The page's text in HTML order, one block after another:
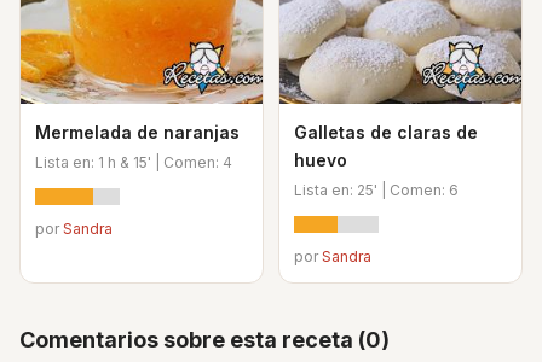
Mermelada de naranjas
Lista en: 1 h & 15' | Comen: 4
porSandra
Galletas de claras de
huevo
Lista en: 25' | Comen: 6
porSandra
Comentarios sobre esta receta (0)